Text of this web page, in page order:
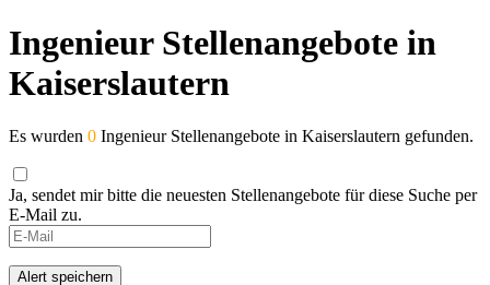
Ingenieur Stellenangebote in
Kaiserslautern
Es wurden 0 Ingenieur Stellenangebote in Kaiserslautern gefunden.
Ja, sendet mir bitte die neuesten Stellenangebote für diese Suche per
E-Mail zu.
Alert speichern